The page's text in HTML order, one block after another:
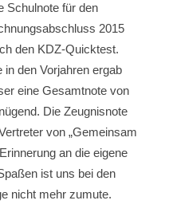
Schulnote für den
2015
den KDZ-Quicktest.
in den Vorjahren ergab
eine Gesamtnote von
Die Zeugnisnote
von „Gemeinsam
an die eigene
ist uns bei den
nicht mehr zumute.